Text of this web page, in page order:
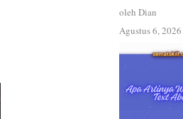
oleh Dian
Agustus 6, 2026